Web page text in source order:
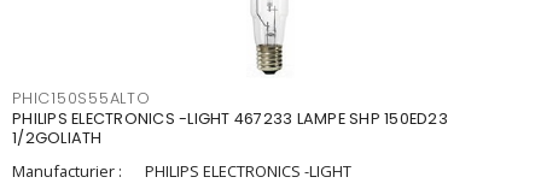
PHIC150S55ALTO
PHILIPS ELECTRONICS -LIGHT 467233 LAMPE SHP 150ED23
1/2GOLIATH
Manufacturier :
PHILIPS ELECTRONICS -LIGHT